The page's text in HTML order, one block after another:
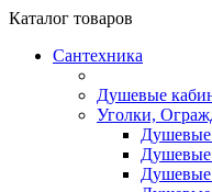
Каталог товаров
Сантехника
Душевые
Уголки,
Душевые
Душевые